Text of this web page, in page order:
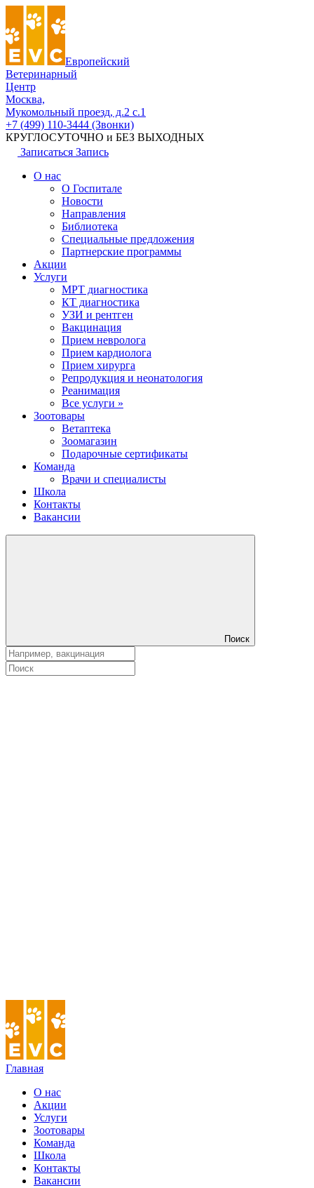
Европейский
Ветеринарный
Центр
Москва,
Мукомольный проезд, д.2 с.1
+7 (499) 110-3444 (Звонки)
КРУГЛОСУТОЧНО и БЕЗ ВЫХОДНЫХ
Записаться Запись
О нас
О Госпитале
Новости
Направления
Библиотека
Специальные предложения
Партнерские программы
Акции
Услуги
МРТ диагностика
КТ диагностика
УЗИ и рентген
Вакцинация
Прием невролога
Прием кардиолога
Прием хирурга
Репродукция и неонатология
Реанимация
Все услуги »
Зоотовары
Ветаптека
Зоомагазин
Подарочные сертификаты
Команда
Врачи и специалисты
Школа
Контакты
Вакансии
Поиск
Главная
О нас
Акции
Услуги
Зоотовары
Команда
Школа
Контакты
Вакансии